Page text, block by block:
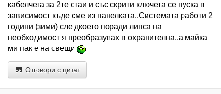
кабелчета за 2те стаи и със скрити ключета се пуска в
зависимост къде сме из панелката..Системата работи 2
години (зими) сле дкоето поради липса на
необходимост я преобразувах в охранителна..а майка
ми пак е на свещи
Отговори с цитат